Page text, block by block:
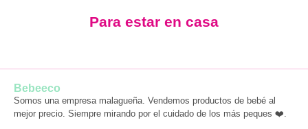
Para estar en casa
Bebeeco
Somos una empresa malagueña. Vendemos productos de bebé al
mejor precio. Siempre mirando por el cuidado de los más peques ❤️.